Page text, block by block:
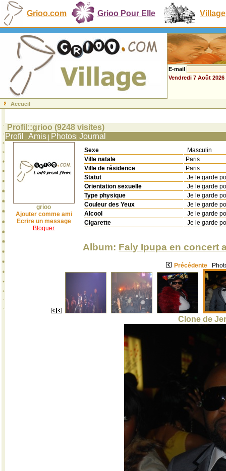
Grioo.com Grioo Pour Elle Village
E-mail
Vendredi 7 Août 2026
Accueil
Profil::grioo (9248 visites)
Profil
Amis Photos Journal
grioo
Ajouter comme ami
Ecrire un message
Bloquer
Sexe
Masculin
Ville natale
Paris
Ville de résidence
Paris
Statut
Je le garde
Orientation sexuelle
Je le garde
Type physique
Je le garde
Couleur des Yeux
Je le garde
Alcool
Je le garde
Cigarette
Je le garde
Album: Faly Ipupa en concert
Précédente
Clone de